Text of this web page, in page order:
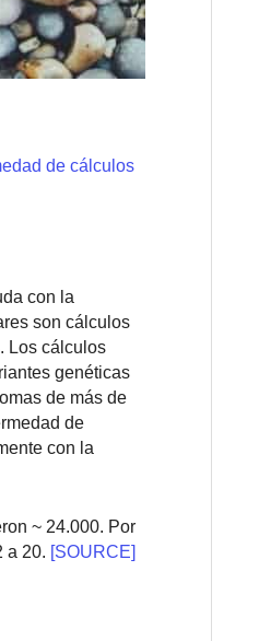
de cálculos
con la
son cálculos
Los cálculos
genéticas
de más de
de
con la
~ 24.000. Por
a 20. [SOURCE]